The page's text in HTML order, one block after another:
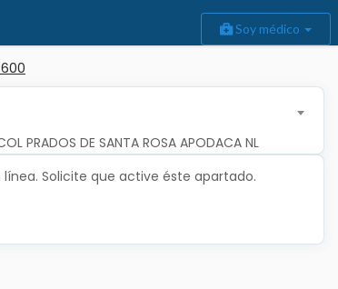
Soy médico
PRADOS DE SANTA ROSA APODACA NL
Solicite que active éste apartado.